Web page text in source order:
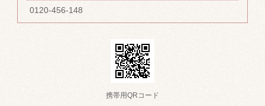
0120-456-148
携帯用QRコード